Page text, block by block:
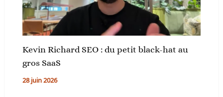
Kevin Richard SEO : du petit black-hat au
gros SaaS
28 juin 2026